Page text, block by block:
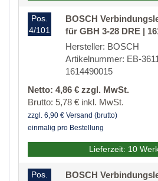
Pos.
4/101
BOSCH
für GBH 3-28 DRE |
Hersteller: BOSCH
Artikelnummer: EB-
1614490015
Netto: 4,86 € zzgl. MwSt.
Brutto: 5,78 € inkl. MwSt.
zzgl. 6,90 € Versand (brutto)
einmalig pro Bestellung
Lieferzeit: 10
Pos.
BOSCH